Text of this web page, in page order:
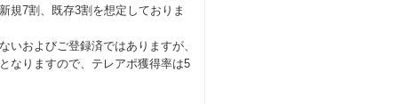
規7割、既存3割を想定しておりま
およびご登録済ではありますが、
なりますので、テレアポ獲得率は5